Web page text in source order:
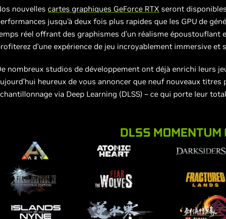
nouvellescartes graphiques GeForce RTX seront
jusqu’à deux fois plus rapides que les GPU de
réel offrant des graphismes d’un réalisme
d’une expérience de jeu incroyablement immersive et
nombreux studios de développement ont déjà enrichi leurs
heureux de vous annoncer que neuf nouveaux titres
via Deep Learning (DLSS) – ce qui porte leur